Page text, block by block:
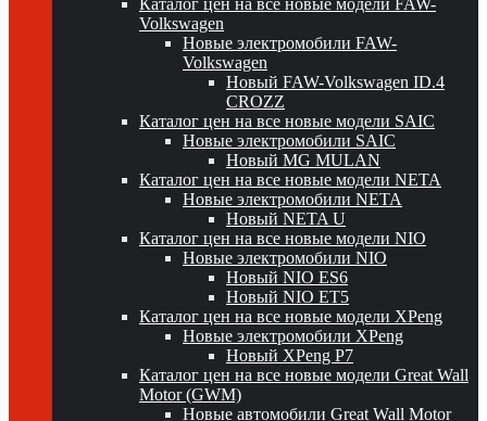
Каталог цен на все новые модели FAW-
Volkswagen
Новые электромобили FAW-
Volkswagen
Новый FAW-Volkswagen ID.4
CROZZ
Каталог цен на все новые модели SAIC
Новые электромобили SAIC
Новый MG MULAN
Каталог цен на все новые модели NETA
Новые электромобили NETA
Новый NETA U
Каталог цен на все новые модели NIO
Новые электромобили NIO
Новый NIO ES6
Новый NIO ET5
Каталог цен на все новые модели XPeng
Новые электромобили XPeng
Новый XPeng P7
Каталог цен на все новые модели Great Wall
Motor (GWM)
Новые автомобили Great Wall Motor